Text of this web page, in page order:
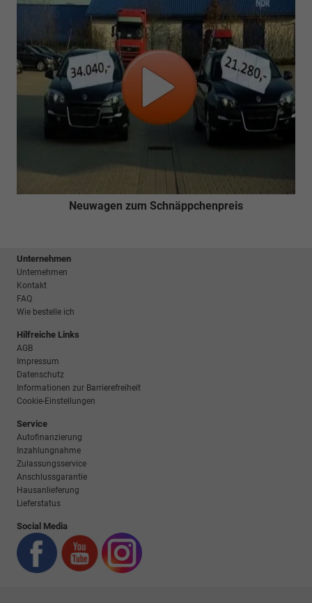
Neuwagen zum Schnäppchenpreis
Unternehmen
Unternehmen
Kontakt
FAQ
Wie bestelle ich
Hilfreiche Links
AGB
Impressum
Datenschutz
Informationen zur Barrierefreiheit
Cookie-Einstellungen
Service
Autofinanzierung
Inzahlungnahme
Zulassungsservice
Anschlussgarantie
Hausanlieferung
Lieferstatus
Social Media